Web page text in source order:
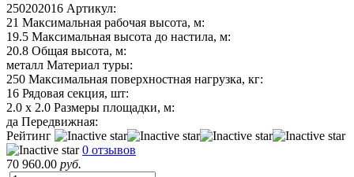
250202016 Артикул:
21 Максимальная рабочая высота, м:
19.5 Максимальная высота до настила, м:
20.8 Общая высота, м:
металл Материал туры:
250 Максимальная поверхностная нагрузка, кг:
16 Рядовая секция, шт:
2.0 х 2.0 Размеры площадки, м:
да Передвижная:
Рейтинг
0 отзывов
70 960.00 руб.